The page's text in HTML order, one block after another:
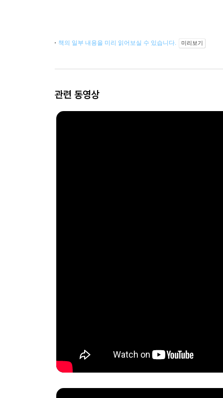
책의 일부 내용을 미리 읽어보실 수 있습니다. 미리보기
관련 동영상